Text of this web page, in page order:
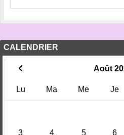
CALENDRIER
Août
Lu Ma Me Je
3 4 5 6